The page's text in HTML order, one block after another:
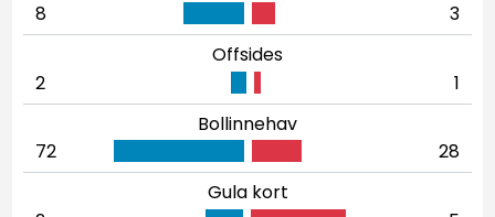
8
3
Offsides
2
1
Bollinnehav
72
28
Gula kort